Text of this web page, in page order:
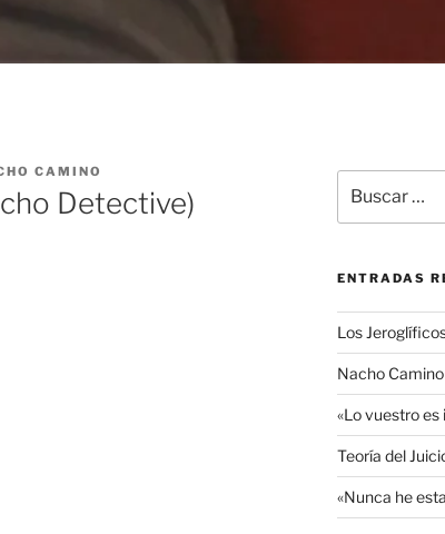
CAMINO
Detective)
por:
ENTRADAS
Los
Nacho Camino
«Lo vuestro es
Teoría del
«Nunca he